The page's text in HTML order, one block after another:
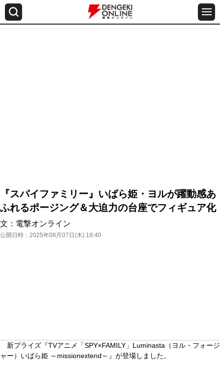
『スパイファミリー』いばら姫・ヨルが躍動感あ
ふれるポージング＆大迫力の台座でフィギュア化
文： 電撃オンライン
公開日時： 2025年08月07日(木) 19:40
新プライズ『TVアニメ「SPY×FAMILY」Luminasta（ヨル・フォージ
ャー）いばら姫 ～missionextend～』が登場しました。